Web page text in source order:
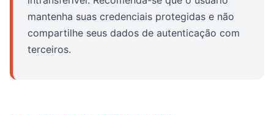
mantenha suas credenciais protegidas e não
compartilhe seus dados de autenticação com
terceiros.